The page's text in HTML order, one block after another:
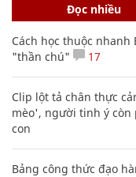
Đọc nhiều
Cách học thuộc
"thần chú"
17
Clip lột tả chân thực
mèo', người tinh ý còn
con
Bảng công thức đạo